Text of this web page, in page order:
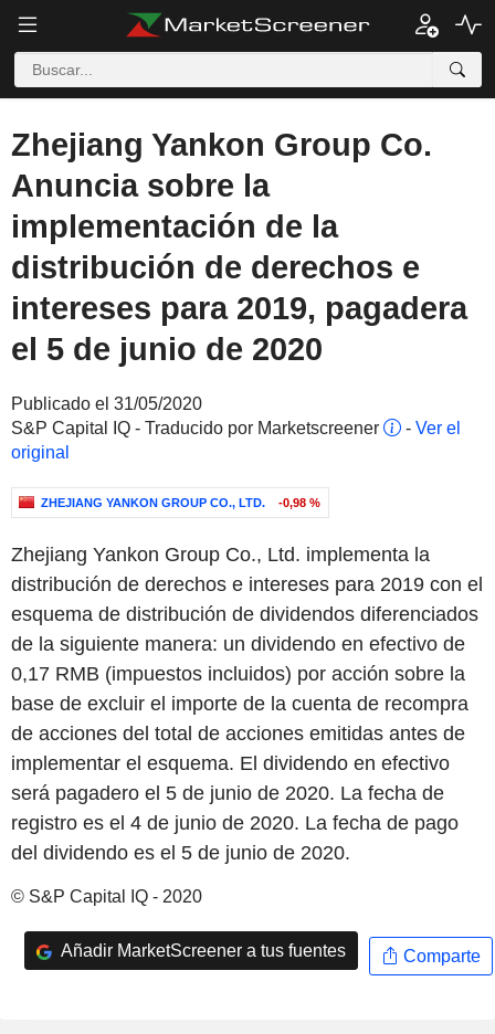
Zhejiang Yankon Group Co.
Anuncia sobre la
implementación de la
distribución de derechos e
intereses para 2019, pagadera
el 5 de junio de 2020
Publicado el 31/05/2020
S&P Capital IQ - Traducido por Marketscreener
- Ver el
original
ZHEJIANG YANKON GROUP CO., LTD. -0,98 %
Zhejiang Yankon Group Co., Ltd. implementa la
distribución de derechos e intereses para 2019 con el
esquema de distribución de dividendos diferenciados
de la siguiente manera: un dividendo en efectivo de
0,17 RMB (impuestos incluidos) por acción sobre la
base de excluir el importe de la cuenta de recompra
de acciones del total de acciones emitidas antes de
implementar el esquema. El dividendo en efectivo
será pagadero el 5 de junio de 2020. La fecha de
registro es el 4 de junio de 2020. La fecha de pago
del dividendo es el 5 de junio de 2020.
© S&P Capital IQ - 2020
Añadir MarketScreener a tus fuentes Comparte